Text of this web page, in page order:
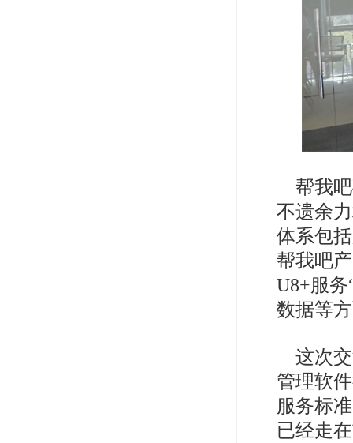
帮我
不遗余
体系包
帮我吧
U8+服
数据等
这次
管理软
服务标
已经走